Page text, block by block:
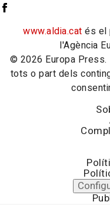
www.aldia.cat és el
l'Agència
© 2026 Europa
tots o part dels